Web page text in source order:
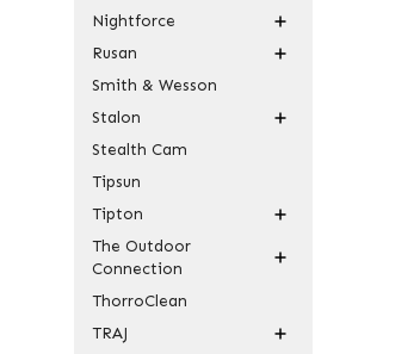
Nightforce
Rusan
Smith & Wesson
Stalon
Stealth Cam
Tipsun
Tipton
The Outdoor
Connection
ThorroClean
TRAJ